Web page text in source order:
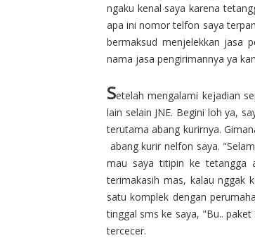
ngaku kenal saya karena
apa ini nomor telfon saya
bermaksud menjelekkan jasa
nama jasa pengirimannya ya
Setelah mengalami kejadian
lain selain JNE. Begini loh ya,
terutama abang kurirnya.
abang kurir nelfon saya.
mau saya titipin ke tetangga
terimakasih mas, kalau nggak
satu komplek dengan
tinggal sms ke saya, "Bu..
tercecer.